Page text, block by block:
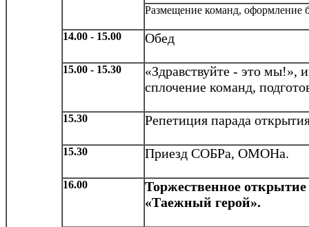
Размещение команд, оформление
14.00 - 15.00 Обед
15.00 - 15.30
«Здравствуйте - это мы!»,
сплочение команд,
15.30 Репетиция парада
15.30 Приезд СОБРа, ОМОНа.
16.00 Торжественное открытие
«Таежный герой».